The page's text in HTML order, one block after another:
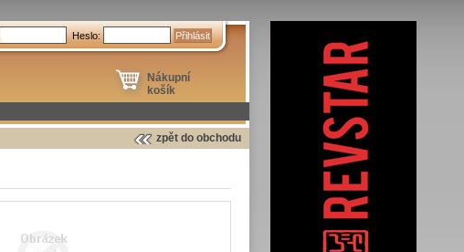
Nákupní
košík
Heslo:
zpět do obchodu